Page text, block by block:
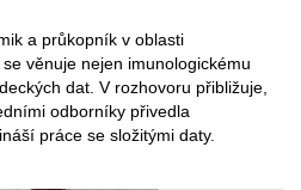
a průkopník v oblasti
věnuje nejen imunologickému
dat. V rozhovoru přibližuje,
odborníky přivedla
práce se složitými daty.